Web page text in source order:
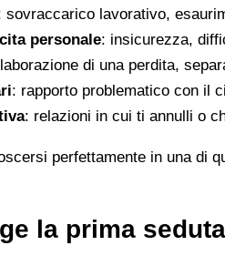
sovraccarico lavorativo,
personale: insicurezza,
di una perdita,
: rapporto problematico con il
: relazioni in cui ti annulli o
perfettamente in una di
la prima